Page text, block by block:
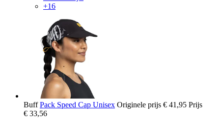
+16
Buff Pack Speed Cap Unisex Originele prijs € 41,95 Prijs
€ 33,56